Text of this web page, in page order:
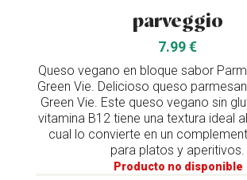
parveggio
7.99 €
Queso vegano en bloque sabor
Green Vie. Delicioso queso
Green Vie. Este queso vegano sin
vitamina B12 tiene una textura ideal
cual lo convierte en un
para platos y aperitivos.
Producto no disponible